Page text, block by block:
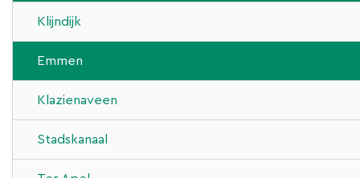
Cardiologie
CT-scan
BOS operatie
HD&ED
Klijndijk
Emmen
Klazienaveen
Stadskanaal